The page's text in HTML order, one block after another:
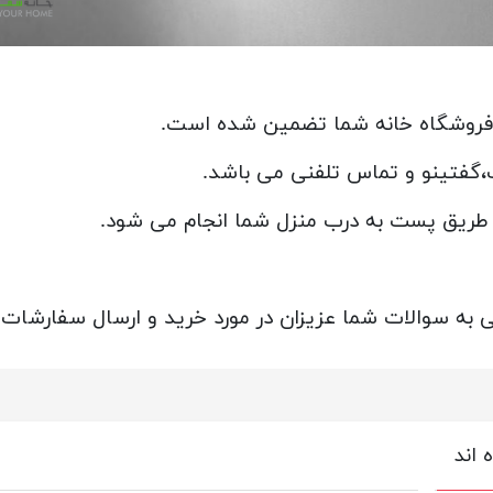
خانه شما تضمین شده است.
و تماس تلفنی می باشد.
طریق پست به درب منزل شما انجام می شود.
به سوالات شما عزیزان در مورد خرید و ارسال
اند